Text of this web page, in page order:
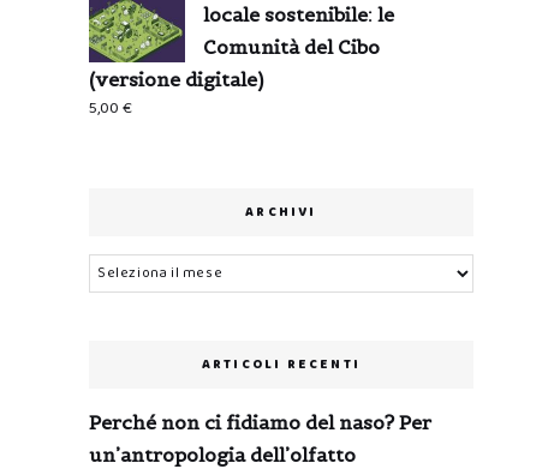
locale sostenibile: le
Comunità del Cibo
(versione digitale)
5,00€
ARCHIVI
Archivi
ARTICOLI RECENTI
Perché non ci fidiamo del naso? Per
un’antropologia dell’olfatto